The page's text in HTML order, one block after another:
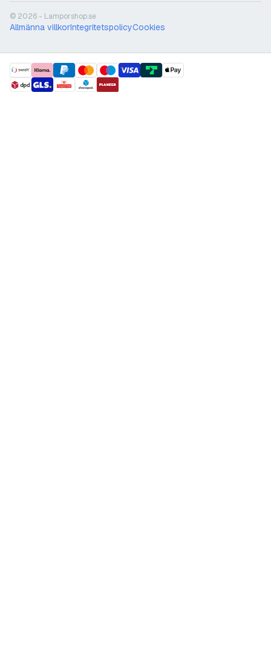
© 2026 - Lamporshop.se
Allmänna villkorIntegritetspolicyCookies
payment methods
shipment methods